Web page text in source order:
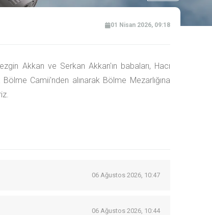
01 Nisan 2026, 09:18
Akkan ve Serkan Akkan'ın babaları, Hacı
Camii'nden alınarak Bölme Mezarlığına
06 Ağustos 2026, 10:47
06 Ağustos 2026, 10:44